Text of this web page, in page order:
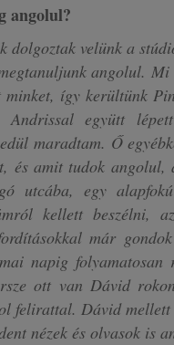
angolul?
dolgoztak velünk a
angolul.
így kerültünk
együtt
maradtam. Ő
és amit tudok
utcába, egy
kellett beszélni,
már
napig
ott van Dávid
felirattal. Dávid
nézek és olvasok is